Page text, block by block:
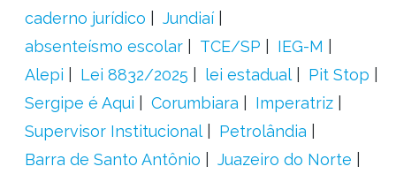
caderno jurídico
Jundiaí
absenteísmo escolar
TCE/SP
IEG-M
Alepi
Lei 8832/2025 lei estadual
Pit Stop
Sergipe é Aqui
Corumbiara
Imperatriz
Supervisor Institucional
Petrolândia
Barra de Santo Antônio
Juazeiro do Norte